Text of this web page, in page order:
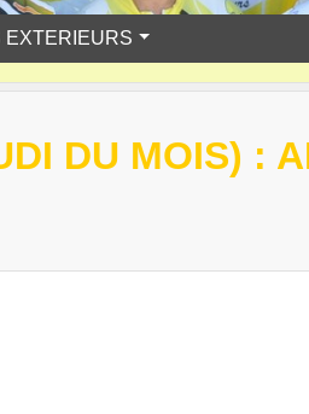
EXTERIEURS
DU MOIS) :